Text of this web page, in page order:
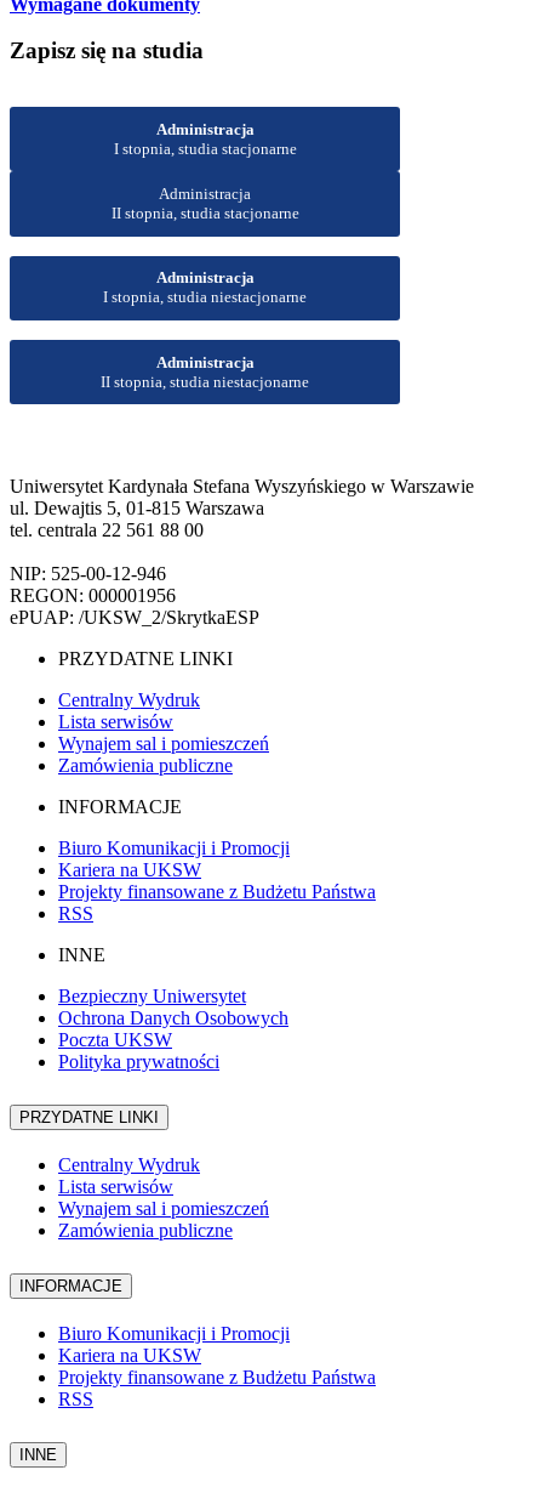
Zapisz się na studia
Administracja
I stopnia, studia stacjonarne
Administracja
II stopnia, studia stacjonarne
Administracja
I stopnia, studia niestacjonarne
Administracja
II stopnia, studia niestacjonarne
Uniwersytet Kardynała Stefana Wyszyńskiego w Warszawie
ul. Dewajtis 5, 01-815 Warszawa
tel. centrala 22 561 88 00
NIP: 525-00-12-946
REGON: 000001956
ePUAP: /UKSW_2/SkrytkaESP
PRZYDATNE LINKI
Centralny Wydruk
Lista serwisów
Wynajem sal i pomieszczeń
Zamówienia publiczne
INFORMACJE
Biuro Komunikacji i Promocji
Kariera na UKSW
Projekty finansowane z Budżetu Państwa
RSS
INNE
Bezpieczny Uniwersytet
Ochrona Danych Osobowych
Poczta UKSW
Polityka prywatności
PRZYDATNE LINKI
Centralny Wydruk
Lista serwisów
Wynajem sal i pomieszczeń
Zamówienia publiczne
INFORMACJE
Biuro Komunikacji i Promocji
Kariera na UKSW
Projekty finansowane z Budżetu Państwa
RSS
INNE